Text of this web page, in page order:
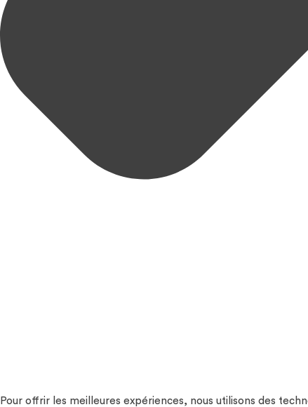
Pour offrir les meilleures expériences, nous utilisons des